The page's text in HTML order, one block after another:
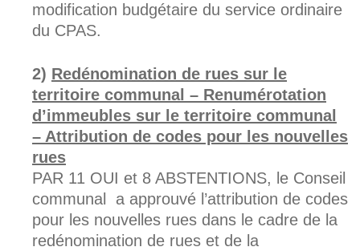
modification budgétaire du service ordinaire
du CPAS.
Redénomination de rues sur le
territoire communal – Renumérotation
d’immeubles sur le territoire communal
– Attribution de codes pour les nouvelles
rues
PAR 11 OUI et 8 ABSTENTIONS, le Conseil
communal a approuvé l’attribution de codes
pour les nouvelles rues dans le cadre de la
redénomination de rues et de la